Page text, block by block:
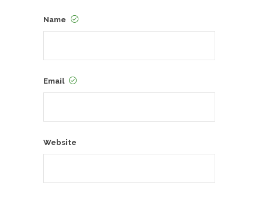
Name
Email
Website